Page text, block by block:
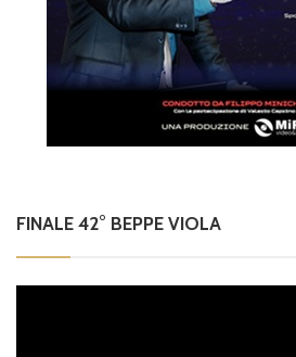
FINALE 42° BEPPE VIOLA